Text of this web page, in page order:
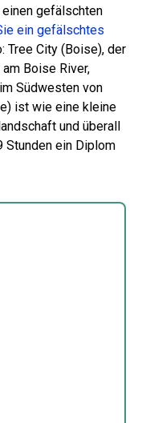
einen gefälschten
ein gefälschtes
Tree City (Boise), der
Boise River,
Südwesten von
ist wie eine kleine
und überall
Stunden ein Diplom